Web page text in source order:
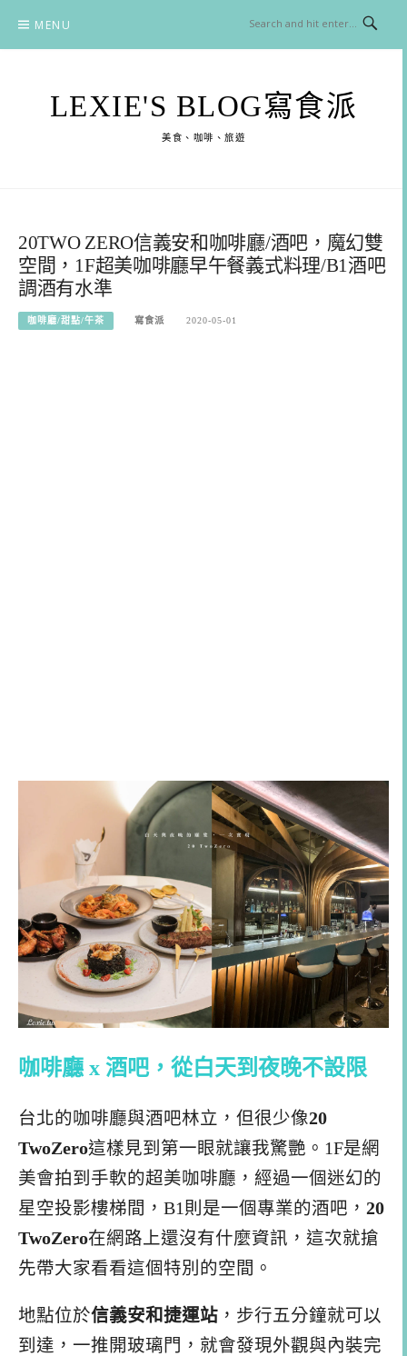
content
MENU
LEXIE'S BLOG寫食派
美食、咖啡、旅遊
20TWO ZERO信義安和咖啡廳/酒吧，魔幻雙
空間，1F超美咖啡廳早午餐義式料理/B1酒吧
調酒有水準
咖啡廳/甜點/午茶 寫食派 2020-05-01
咖啡廳 x 酒吧，從白天到夜晚不設限
台北的咖啡廳與酒吧林立，但很少像20
TwoZero這樣見到第一眼就讓我驚艷。1F是網
美會拍到手軟的超美咖啡廳，經過一個迷幻的
星空投影樓梯間，B1則是一個專業的酒吧， 20
TwoZero在網路上還沒有什麼資訊，這次就搶
先帶大家看看這個特別的空間。
地點位於信義安和捷運站 ，步行五分鐘就可以
到達，一推開玻璃門，就會發現外觀與內裝完